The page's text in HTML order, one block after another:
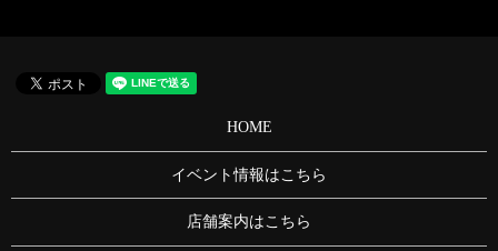
HOME
イベント情報はこちら
店舗案内はこちら